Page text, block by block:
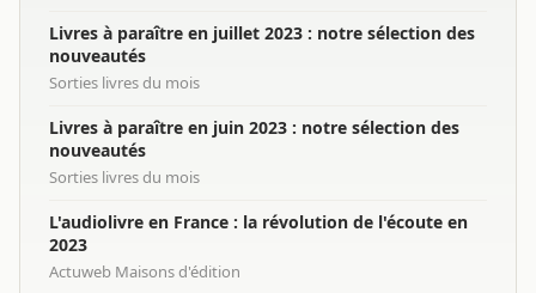
Livres à paraître en juillet 2023 : notre sélection des
nouveautés
Sorties livres du mois
Livres à paraître en juin 2023 : notre sélection des
nouveautés
Sorties livres du mois
L'audiolivre en France : la révolution de l'écoute en
2023
Actuweb Maisons d'édition